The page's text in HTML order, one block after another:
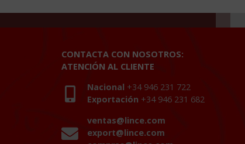
CONTACTA CON NOSOTROS:
ATENCIÓN AL CLIENTE
Nacional +34 946 231 722
Exportación +34 946 231 682
ventas@lince.com
export@lince.com